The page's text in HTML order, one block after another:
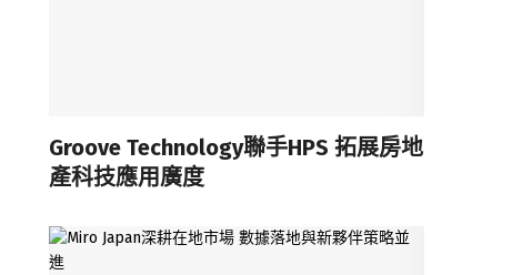
Groove Technology聯手HPS 拓展房地
產科技應用廣度